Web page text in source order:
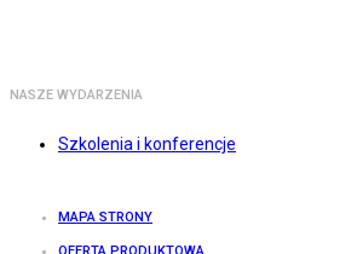
NASZE WYDARZENIA
Szkolenia i konferencje
MAPA STRONY